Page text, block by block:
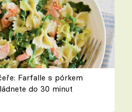
Farfalle s pórkem
do 30 minut